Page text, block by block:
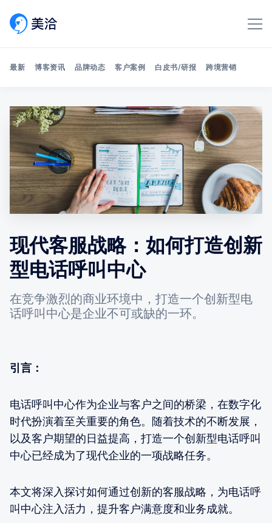
Search 美洽博客
最新 博客资讯 品牌动态 客户案例 白皮书/研报 跨境营销
现代客服战略：如何打造创新
型电话呼叫中心
在竞争激烈的商业环境中，打造一个创新型电
话呼叫中心是企业不可或缺的一环。
引言：
电话呼叫中心作为企业与客户之间的桥梁，在数字化
时代扮演着至关重要的角色。随着技术的不断发展，
以及客户期望的日益提高，打造一个创新型电话呼叫
中心已经成为了现代企业的一项战略任务。
本文将深入探讨如何通过创新的客服战略，为电话呼
叫中心注入活力，提升客户满意度和业务成就。